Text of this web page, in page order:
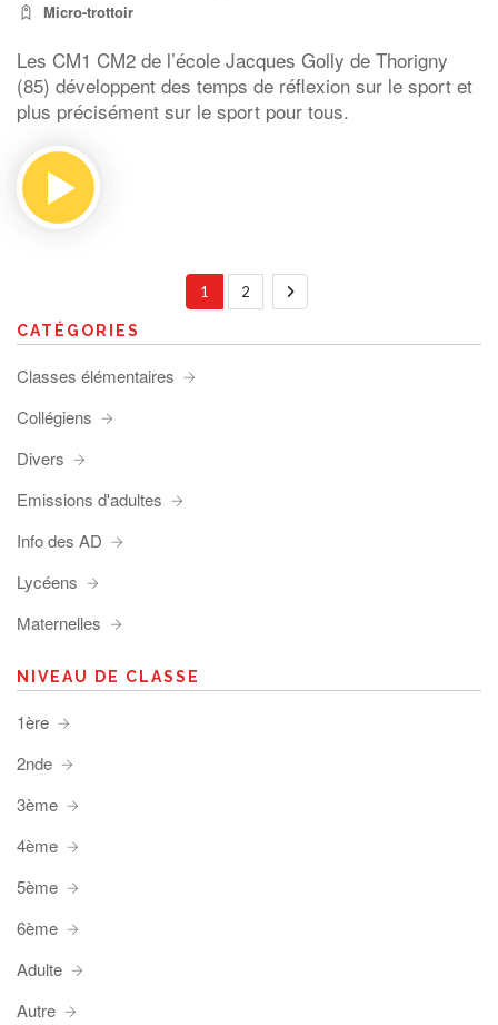
Micro-trottoir
Les CM1 CM2 de l’école Jacques Golly de Thorigny
(85) développent des temps de réflexion sur le sport et
plus précisément sur le sport pour tous.
1 2
CATÉGORIES
Classes élémentaires
Collégiens
Divers
Emissions d'adultes
Info des AD
Lycéens
Maternelles
NIVEAU DE CLASSE
1ère
2nde
3ème
4ème
5ème
6ème
Adulte
Autre